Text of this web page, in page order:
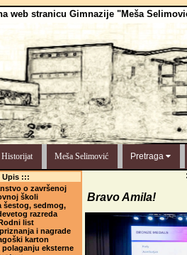
web stranicu Gimnazije "Meša
Historijat Meša Selimović Pretraga
Upis :::
o završenoj
školi
šestog, sedmog,
razreda
list
i nagrade
karton
polaganju eksterne
Bravo Amila!